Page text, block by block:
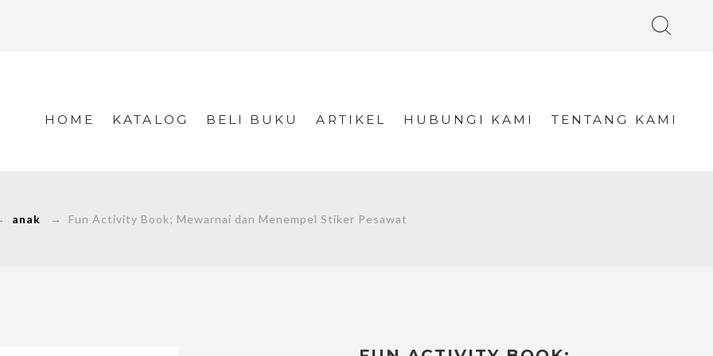
HOME KATALOG BELI BUKU ARTIKEL HUBUNGI KAMI TENTANG KAMI
anak → Fun Activity Book; Mewarnai dan Menempel Stiker Pesawat